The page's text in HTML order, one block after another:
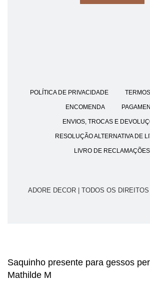
POLÍTICA DE PRIVACIDADE
ENCOMENDA
ENVIOS, TROCAS E
RESOLUÇÃO ALTERNATIVA DE
LIVRO DE RECLAMAÇÕES
ADORE DECOR | TODOS OS
Saquinho presente para gessos
Mathilde M